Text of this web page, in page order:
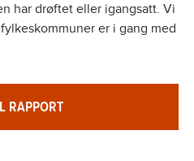
har drøftet eller igangsatt. Vi
fylkeskommuner er i gang med
RAPPORT